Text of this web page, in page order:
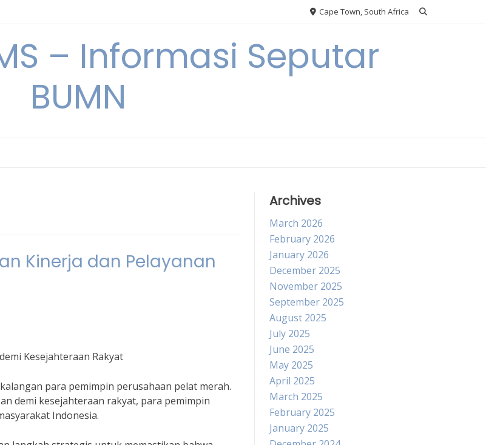
Cape Town, South Africa
– Informasi Seputar
BUMN
Kinerja dan Pelayanan
Kesejahteraan Rakyat
para pemimpin perusahaan pelat merah.
demi kesejahteraan rakyat, para pemimpin
Indonesia.
Archives
March 2026
February 2026
January 2026
December 2025
November 2025
September 2025
August 2025
July 2025
June 2025
May 2025
April 2025
March 2025
February 2025
January 2025